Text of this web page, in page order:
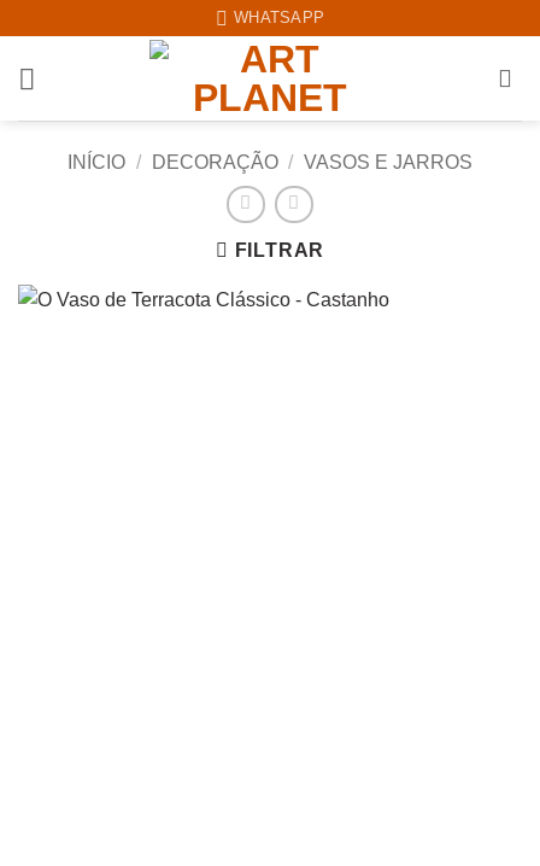
content
WHATSAPP
INÍCIO / DECORAÇÃO / VASOS E JARROS
FILTRAR